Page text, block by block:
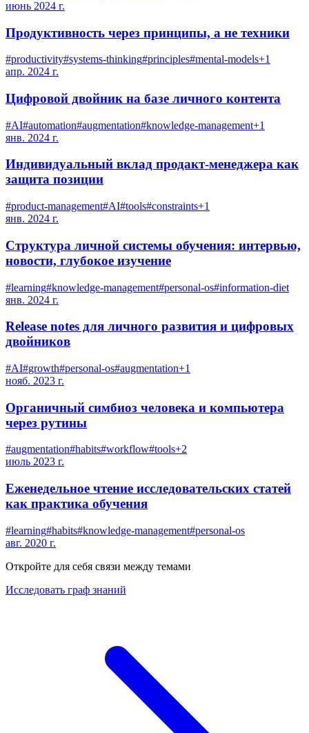
июнь 2024 г.
Продуктивность через принципы, а не техники
#productivity#systems-thinking#principles#mental-models+1
апр. 2024 г.
Цифровой двойник на базе личного контента
#AI#automation#augmentation#knowledge-management+1
янв. 2024 г.
Индивидуальный вклад продакт-менеджера как
защита позиции
#product-management#AI#tools#constraints+1
янв. 2024 г.
Структура личной системы обучения: интервью,
новости, глубокое изучение
#learning#knowledge-management#personal-os#information-diet
янв. 2024 г.
Release notes для личного развития и цифровых
двойников
#AI#growth#personal-os#augmentation+1
нояб. 2023 г.
Органичный симбиоз человека и компьютера
через рутины
#augmentation#habits#workflow#tools+2
июль 2023 г.
Еженедельное чтение исследовательских статей
как практика обучения
#learning#habits#knowledge-management#personal-os
авг. 2020 г.
Откройте для себя связи между темами
Исследовать граф знаний